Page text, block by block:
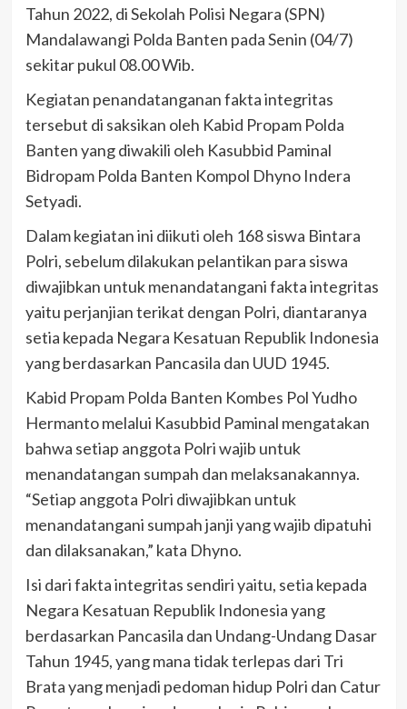
Tahun 2022, di Sekolah Polisi Negara (SPN)
Mandalawangi Polda Banten pada Senin (04/7)
sekitar pukul 08.00 Wib.
Kegiatan penandatanganan fakta integritas
tersebut di saksikan oleh Kabid Propam Polda
Banten yang diwakili oleh Kasubbid Paminal
Bidropam Polda Banten Kompol Dhyno Indera
Setyadi.
Dalam kegiatan ini diikuti oleh 168 siswa Bintara
Polri, sebelum dilakukan pelantikan para siswa
diwajibkan untuk menandatangani fakta integritas
yaitu perjanjian terikat dengan Polri, diantaranya
setia kepada Negara Kesatuan Republik Indonesia
yang berdasarkan Pancasila dan UUD 1945.
Kabid Propam Polda Banten Kombes Pol Yudho
Hermanto melalui Kasubbid Paminal mengatakan
bahwa setiap anggota Polri wajib untuk
menandatangan sumpah dan melaksanakannya.
“Setiap anggota Polri diwajibkan untuk
menandatangani sumpah janji yang wajib dipatuhi
dan dilaksanakan,” kata Dhyno.
Isi dari fakta integritas sendiri yaitu, setia kepada
Negara Kesatuan Republik Indonesia yang
berdasarkan Pancasila dan Undang-Undang Dasar
Tahun 1945, yang mana tidak terlepas dari Tri
Brata yang menjadi pedoman hidup Polri dan Catur